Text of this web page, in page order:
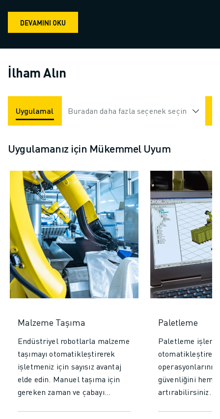
DEVAMINI OKU
İlham Alın
Uygulamalar Endüstriler
Buradan daha fazla seçenek seçin
Uygulamanız için Mükemmel Uyum
Malzeme Taşıma
Endüstriyel robotlarla malzeme
taşımayı otomatikleştirerek
işletmeniz için sayısız avantaj
elde edin. Manuel taşıma için
gereken zaman ve çabayı
Paletleme
Paletleme
güvenliğini hem
artırabilirsiniz.